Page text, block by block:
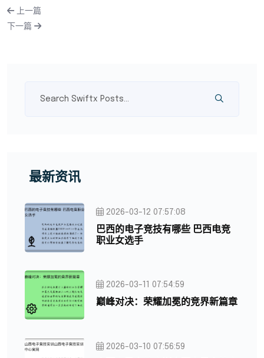
上一篇
下一篇
最新资讯
2026-03-12 07:57:08
巴西的电子竞技有哪些 巴西电竞
职业女选手
2026-03-11 07:54:59
巅峰对决：荣耀加冕的竞界新篇章
2026-03-10 07:56:59